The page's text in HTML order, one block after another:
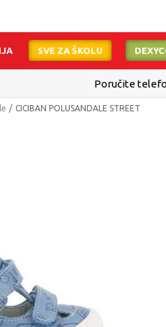
SVE ZA ŠKOLU
Poručite
CICIBAN POLUSANDALE STREET